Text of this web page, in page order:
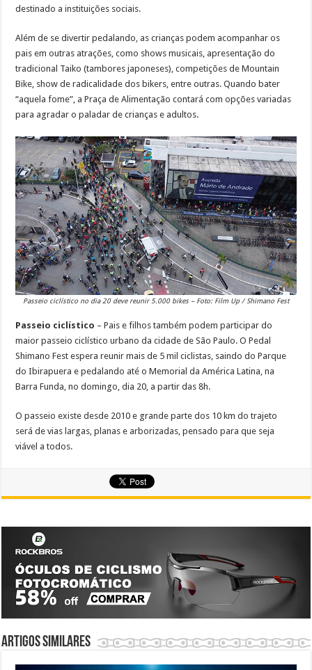
destinado a instituições sociais.
Além de se divertir pedalando, as crianças podem acompanhar os
pais em outras atrações, como shows musicais, apresentação do
tradicional Taiko (tambores japoneses), competições de Mountain
Bike, show de radicalidade dos bikers, entre outras. Quando bater
“aquela fome”, a Praça de Alimentação contará com opções variadas
para agradar o paladar de crianças e adultos.
Passeio ciclístico no dia 20 deve reunir 5.000 bikes – Foto: Film Up / Shimano Fest
Passeio ciclístico – Pais e filhos também podem participar do
maior passeio ciclístico urbano da cidade de São Paulo. O Pedal
Shimano Fest espera reunir mais de 5 mil ciclistas, saindo do Parque
do Ibirapuera e pedalando até o Memorial da América Latina, na
Barra Funda, no domingo, dia 20, a partir das 8h.
O passeio existe desde 2010 e grande parte dos 10 km do trajeto
será de vias largas, planas e arborizadas, pensado para que seja
viável a todos.
Artigos similares